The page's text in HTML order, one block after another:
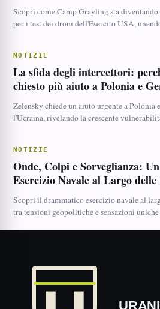
Scopri come Camp Grayling sta
per i test dei droni dell'Esercito USA,
NOTIZIE
La sfida degli intercettori:
chiesto più aiuto a Polonia e
Zelensky chiede un aiuto urgente a Polonia
l'Ucraina, rivelando la crescente
NOTIZIE
Onde, Colpi e Sorveglianza:
Esercizio Navale al Largo
Scopri il drammatico esercizio navale al
tra tensioni geopolitiche e sensazioni